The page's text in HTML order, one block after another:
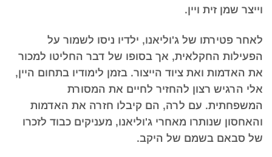
וייצר שמן זית ויין.
לאחר פטירתו של ג'וליאנו, ילדיו ניסו לשמור על
הפעילות החקלאית, אך בסופו של דבר החליטו למכור
את האדמות ואת ציוד הייצור. בזמן לימודיו בתחום היין,
אלי הרגיש רצון להחזיר לחיים את המסורת
המשפחתית. עם לרה, הם קיבלו חזרה את האדמות
והאחסון שנותרו מאחרי ג'וליאנו, מעניקים כבוד לזכרו
של סבאם בשמם של היקב.